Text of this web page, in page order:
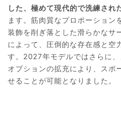
した、極めて現代的で洗練され
ます。筋肉質なプロポーション
装飾を削ぎ落とした滑らかなサ
によって、圧倒的な存在感と空
す。2027年モデルではさらに
オプションの拡充により、スポ
せることが可能となりました。